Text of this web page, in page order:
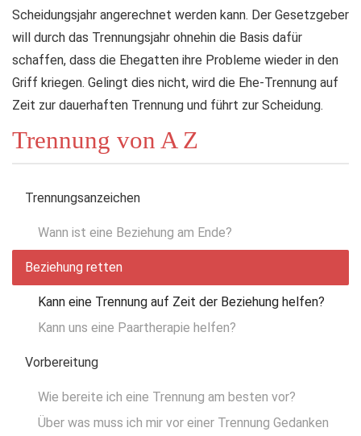
Scheidungsjahr angerechnet werden kann. Der Gesetzgeber
will durch das Trennungsjahr ohnehin die Basis dafür
schaffen, dass die Ehegatten ihre Probleme wieder in den
Griff kriegen. Gelingt dies nicht, wird die Ehe-Trennung auf
Zeit zur dauerhaften Trennung und führt zur Scheidung.
Trennung von A Z
Trennungsanzeichen
Wann ist eine Beziehung am Ende?
Beziehung retten
Kann eine Trennung auf Zeit der Beziehung helfen?
Kann uns eine Paartherapie helfen?
Vorbereitung
Wie bereite ich eine Trennung am besten vor?
Über was muss ich mir vor einer Trennung Gedanken